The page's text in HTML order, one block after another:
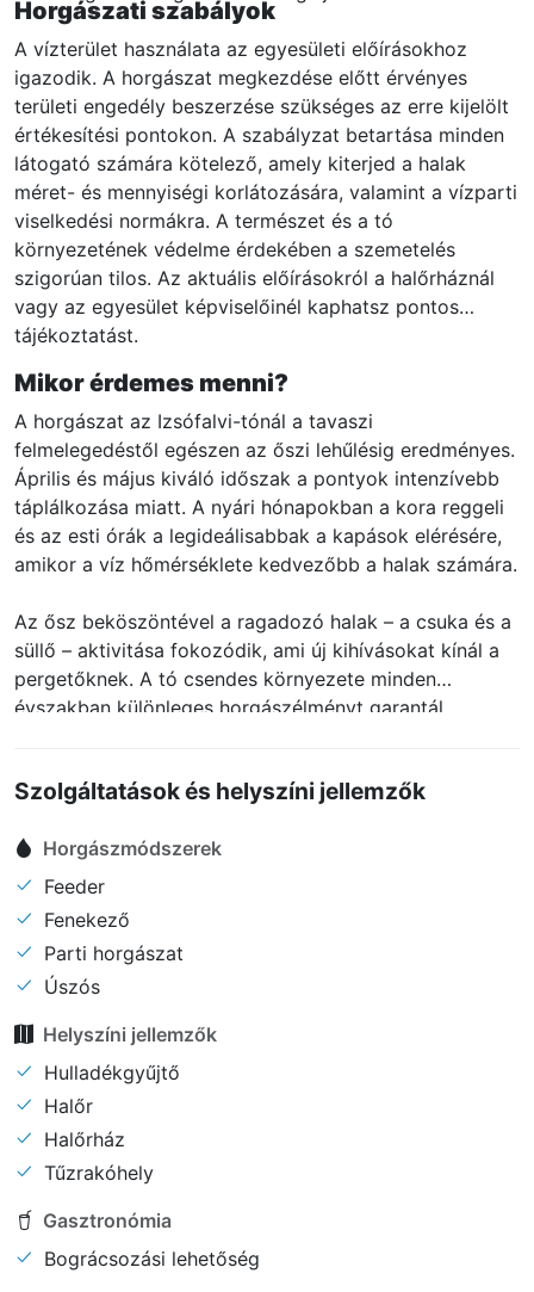
Horgászati szabályok
A vízterület használata az egyesületi előírásokhoz
igazodik. A horgászat megkezdése előtt érvényes
területi engedély beszerzése szükséges az erre kijelölt
értékesítési pontokon. A szabályzat betartása minden
látogató számára kötelező, amely kiterjed a halak
méret- és mennyiségi korlátozására, valamint a vízparti
viselkedési normákra. A természet és a tó
környezetének védelme érdekében a szemetelés
szigorúan tilos. Az aktuális előírásokról a halőrháznál
vagy az egyesület képviselőinél kaphatsz pontos
tájékoztatást.
Mikor érdemes menni?
A horgászat az Izsófalvi-tónál a tavaszi
felmelegedéstől egészen az őszi lehűlésig eredményes.
Április és május kiváló időszak a pontyok intenzívebb
táplálkozása miatt. A nyári hónapokban a kora reggeli
és az esti órák a legideálisabbak a kapások elérésére,
amikor a víz hőmérséklete kedvezőbb a halak számára.
Az ősz beköszöntével a ragadozó halak – a csuka és a
süllő – aktivitása fokozódik, ami új kihívásokat kínál a
pergetőknek. A tó csendes környezete minden
évszakban különleges horgászélményt garantál.
Szolgáltatások és helyszíni jellemzők
Horgászmódszerek
Feeder
Fenekező
Parti horgászat
Úszós
Helyszíni jellemzők
Hulladékgyűjtő
Halőr
Halőrház
Tűzrakóhely
Gasztronómia
Bográcsozási lehetőség